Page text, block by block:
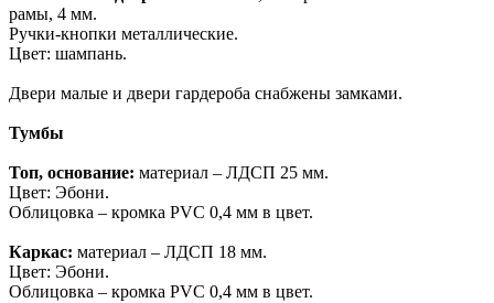
рамы, 4 мм.
Ручки-кнопки металлические.
Цвет: шампань.
Двери малые и двери гардероба снабжены замками.
Тумбы
Топ, основание: материал – ЛДСП 25 мм.
Цвет: Эбони.
Облицовка – кромка PVC 0,4 мм в цвет.
Каркас: материал – ЛДСП 18 мм.
Цвет: Эбони.
Облицовка – кромка PVC 0,4 мм в цвет.